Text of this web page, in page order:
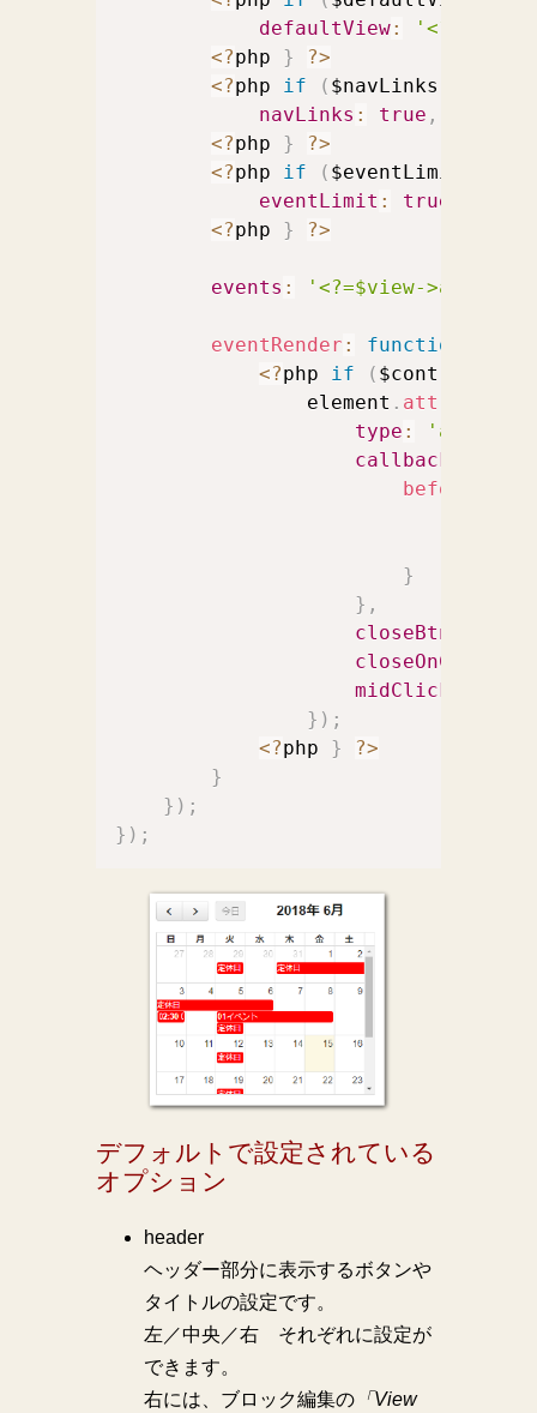
defaultView:
'<?=
<?php } ?>
<?php if ( $navLinks
navLinks : true ,
<?php } ?>
<?php if ( $eventLimit
eventLimit : true
<?php } ?>
events : '<?=$view->action('
eventRender : function
<?php if ( $controller
                element
. attr
type : 'ajax'
callbacks
beforeOpen
}
} ,
closeBtnInside
midClick
} ) ;
<?php } ?>
}
} ) ;
} ) ;
デフォルトで設定されている
オプション
header
ヘッダー部分に表示するボタンや
タイトルの設定です。
左／中央／右 それぞれに設定が
できます。
右には、ブロック編集の「View